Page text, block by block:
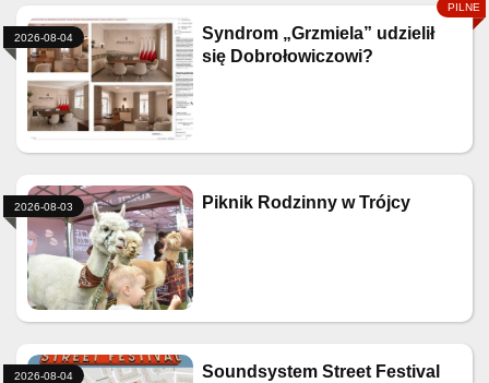
Syndrom „Grzmiela” udzielił
się Dobrołowiczowi?
2026-08-04
Piknik Rodzinny w Trójcy
2026-08-03
Soundsystem Street Festival
2026-08-04